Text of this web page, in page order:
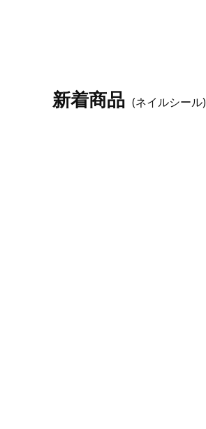
新着商品 (ネイルシール)